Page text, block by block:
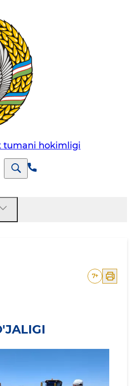
tumani hokimligi
7+